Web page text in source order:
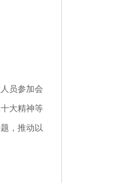
员参加会
大精神等
，推动以